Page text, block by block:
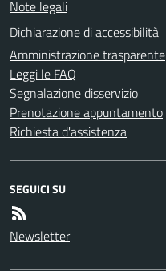
Note legali
Dichiarazione di accessibilità
Amministrazione trasparente
Leggi le FAQ
Segnalazione disservizio
Prenotazione appuntamento
Richiesta d'assistenza
SEGUICI SU
Newsletter